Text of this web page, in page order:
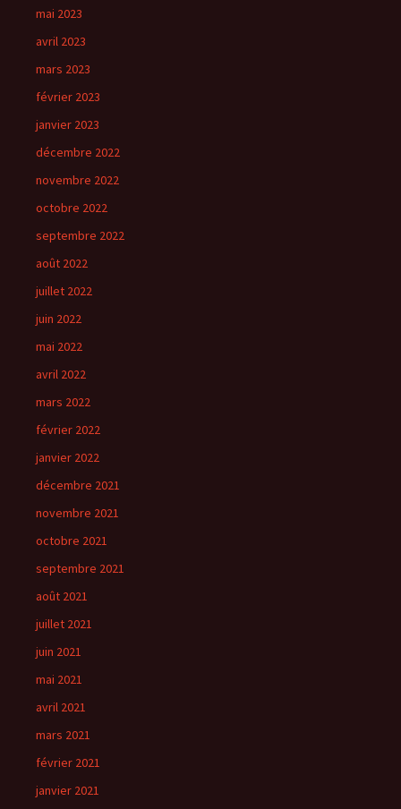
mai 2023
avril 2023
mars 2023
février 2023
janvier 2023
décembre 2022
novembre 2022
octobre 2022
septembre 2022
août 2022
juillet 2022
juin 2022
mai 2022
avril 2022
mars 2022
février 2022
janvier 2022
décembre 2021
novembre 2021
octobre 2021
septembre 2021
août 2021
juillet 2021
juin 2021
mai 2021
avril 2021
mars 2021
février 2021
janvier 2021